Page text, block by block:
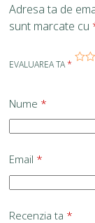
Adresa ta de
sunt marcate cu
EVALUAREA TA*
Nume *
Email *
Recenzia ta *